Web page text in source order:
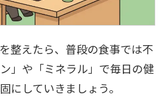
整えたら、普段の食事では不
」や「ミネラル」で毎日の健
にしていきましょう。